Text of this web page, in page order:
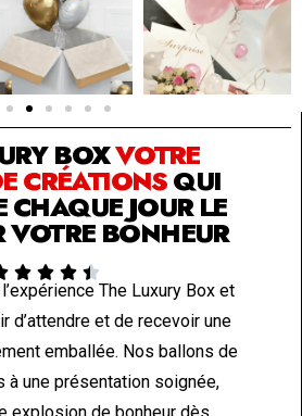
THE LUXURY BOX & CO
BOXVOTRE
CRÉATIONSQUI
CHAQUE JOUR LE
VOTRE BONHEUR
   
The Luxury Box et
d’attendre et de recevoir une
emballée. Nos ballons de
à une présentation soignée,
explosion de bonheur dès